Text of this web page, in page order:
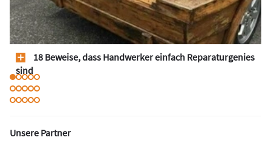
18 Beweise, dass Handwerker einfach Reparaturgenies
sind
Unsere Partner